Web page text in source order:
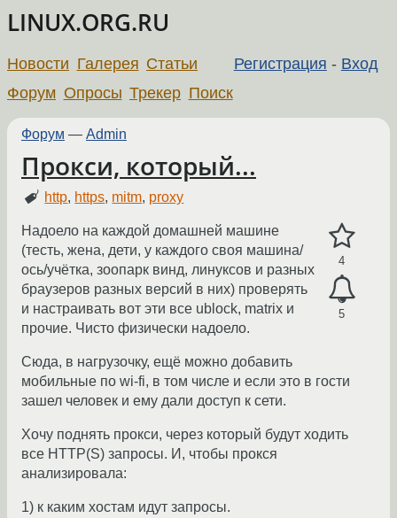
LINUX.ORG.RU
Регистрация - Вход
Новости Галерея Статьи
Форум Опросы Трекер Поиск
Форум — Admin
Прокси, который...
http, https, mitm, proxy
4
5
Надоело на каждой домашней машине
(тесть, жена, дети, у каждого своя машина/
ось/учётка, зоопарк винд, линуксов и разных
браузеров разных версий в них) проверять
и настраивать вот эти все ublock, matrix и
прочие. Чисто физически надоело.
Сюда, в нагрузочку, ещё можно добавить
мобильные по wi-fi, в том числе и если это в гости
зашел человек и ему дали доступ к сети.
Хочу поднять прокси, через который будут ходить
все HTTP(S) запросы. И, чтобы прокся
анализировала:
1) к каким хостам идут запросы.